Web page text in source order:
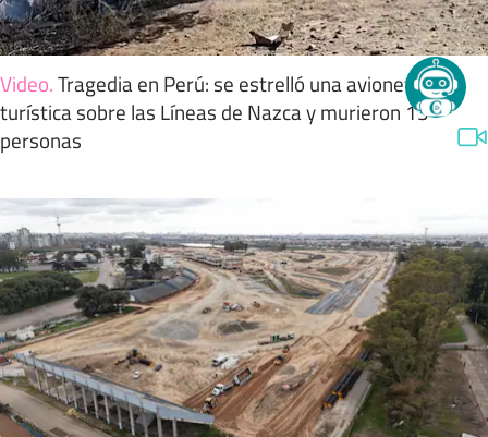
Video.Tragedia en Perú: se estrelló una avioneta
turística sobre las Líneas de Nazca y murieron 13
personas